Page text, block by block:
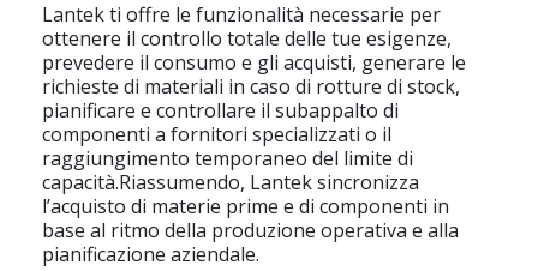
Lantek ti offre le funzionalità necessarie per
ottenere il controllo totale delle tue esigenze,
prevedere il consumo e gli acquisti, generare le
richieste di materiali in caso di rotture di stock,
pianificare e controllare il subappalto di
componenti a fornitori specializzati o il
raggiungimento temporaneo del limite di
capacità.Riassumendo, Lantek sincronizza
l’acquisto di materie prime e di componenti in
base al ritmo della produzione operativa e alla
pianificazione aziendale.